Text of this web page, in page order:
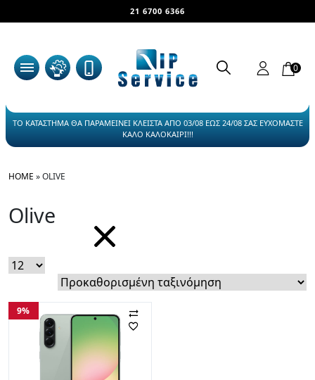
21 6700 6366
0
ΤΟ ΚΑΤΑΣΤΗΜΑ ΘΑ ΠΑΡΑΜΕΙΝΕΙ ΚΛΕΙΣΤΑ ΑΠΟ 03/08 ΕΩΣ 24/08 ΣΑΣ ΕΥΧΟΜΑΣΤΕ
ΚΑΛΟ ΚΑΛΟΚΑΙΡΙ!!!
HOME »OLIVE
Olive
9%